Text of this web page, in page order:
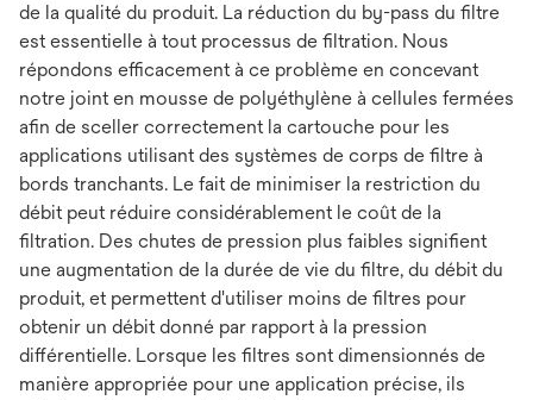
de la qualité du produit. La réduction du by-pass du filtre
est essentielle à tout processus de filtration. Nous
répondons efficacement à ce problème en concevant
notre joint en mousse de polyéthylène à cellules fermées
afin de sceller correctement la cartouche pour les
applications utilisant des systèmes de corps de filtre à
bords tranchants. Le fait de minimiser la restriction du
débit peut réduire considérablement le coût de la
filtration. Des chutes de pression plus faibles signifient
une augmentation de la durée de vie du filtre, du débit du
produit, et permettent d'utiliser moins de filtres pour
obtenir un débit donné par rapport à la pression
différentielle. Lorsque les filtres sont dimensionnés de
manière appropriée pour une application précise, ils